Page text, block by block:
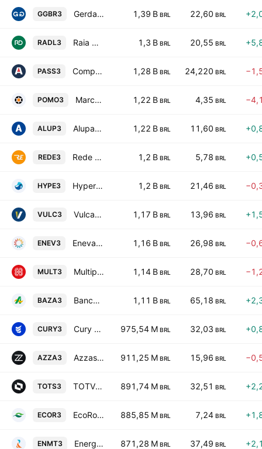
GGBR3 Gerdau S.A. 1,39 B BRL 22,60 BRL
RADL3 Raia Drogasil S.A. 1,3 B BRL 20,55 BRL
PASS3 Compass Gas e Energia SA 1,28 B BRL 24,220 BRL
POMO3 Marcopolo SA 1,22 B BRL 4,35 BRL
ALUP3 Alupar Investimento SA 1,22 B BRL 11,60 BRL
REDE3 Rede Energia S.A. 1,2 B BRL 5,78 BRL
HYPE3 Hypera S.A. 1,2 B BRL 21,46 BRL
VULC3 Vulcabras SA 1,17 B BRL 13,96 BRL
ENEV3 Eneva S.A. 1,16 B BRL 26,98 BRL
MULT3 Multiplan Empreendimentos Imobiliarios SA 1,14 B BRL 28,70 BRL
BAZA3 Banco da Amazonia S.A. 1,11 B BRL 65,18 BRL
CURY3 Cury Construtora e Incorporadora SA 975,54 M BRL 32,03 BRL
AZZA3 Azzas 2154 SA 911,25 M BRL 15,96 BRL
TOTS3 TOTVS S.A. 891,74 M BRL 32,51 BRL
ECOR3 EcoRodovias Infraestrutura e Logistica S.A. 885,85 M BRL 7,24 BRL
ENMT3 Energisa Mato Grosso - Distribuidora de Energia Sa 871,28 M BRL 37,49 BRL